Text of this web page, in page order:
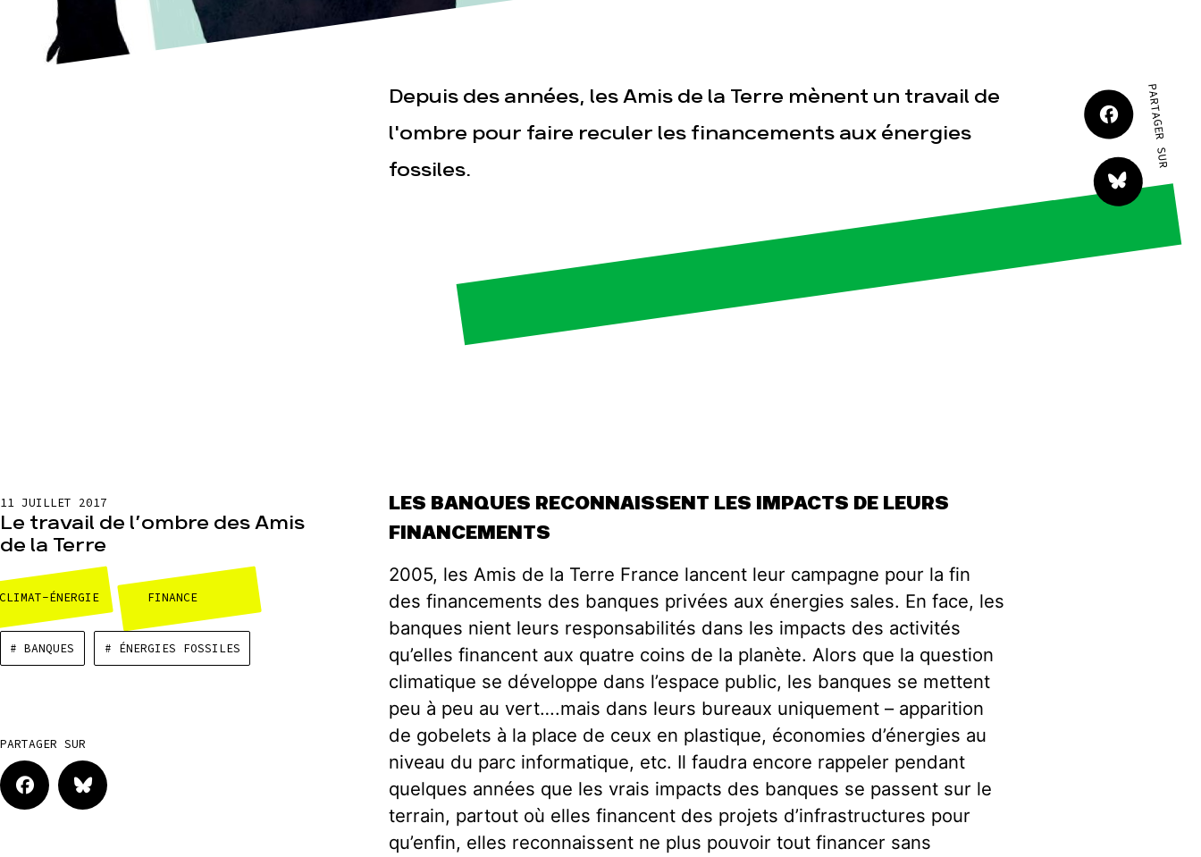
Espace presse
Depuis des années, les Amis de la Terre mènent un travail de
l'ombre pour faire reculer les financements aux énergies
fossiles.
PARTAGER SUR
11 JUILLET 2017
Le travail de l’ombre des Amis
de la Terre
ÉNERGIE FINANCE
# BANQUES # ÉNERGIES FOSSILES
PARTAGER SUR
LES BANQUES RECONNAISSENT LES IMPACTS DE LEURS
FINANCEMENTS
2005, les Amis de la Terre France lancent leur campagne pour la fin
des financements des banques privées aux énergies sales. En face, les
banques nient leurs responsabilités dans les impacts des activités
qu’elles financent aux quatre coins de la planète. Alors que la question
climatique se développe dans l’espace public, les banques se mettent
peu à peu au vert….mais dans leurs bureaux uniquement – apparition
de gobelets à la place de ceux en plastique, économies d’énergies au
niveau du parc informatique, etc. Il faudra encore rappeler pendant
quelques années que les vrais impacts des banques se passent sur le
terrain, partout où elles financent des projets d’infrastructures pour
qu’enfin, elles reconnaissent ne plus pouvoir tout financer sans